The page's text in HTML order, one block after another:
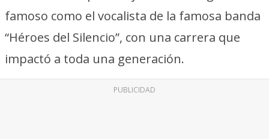
famoso como el vocalista de la famosa banda
“Héroes del Silencio”, con una carrera que
impactó a toda una generación.
PUBLICIDAD